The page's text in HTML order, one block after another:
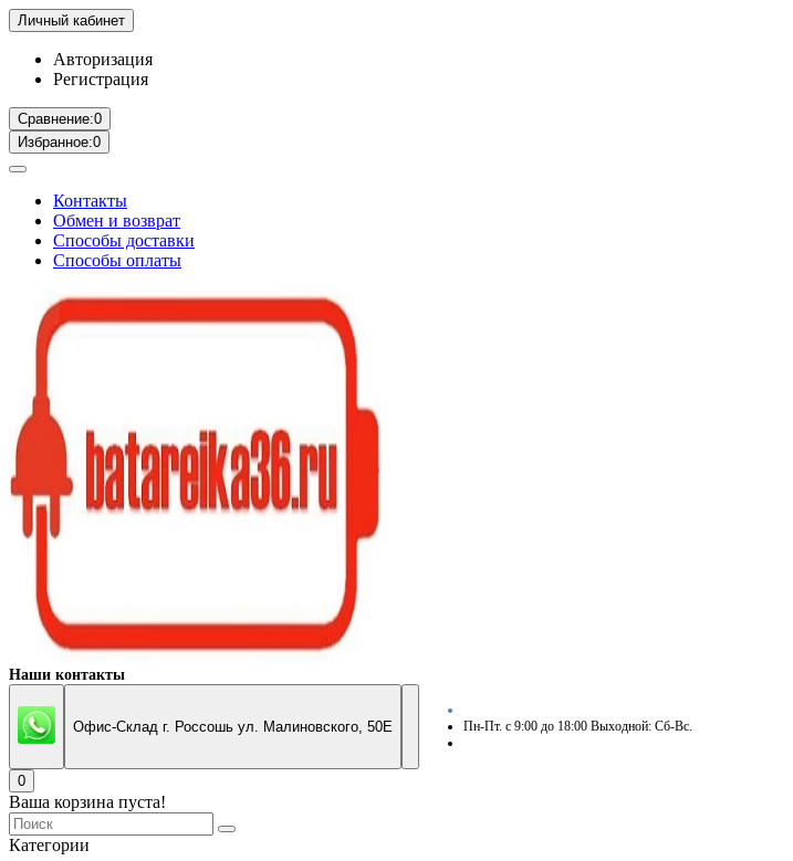
Личный кабинет
Авторизация
Регистрация
Сравнение:0
Избранное:0
Контакты
Обмен и возврат
Способы доставки
Способы оплаты
Наши контакты
Офис-Склад г. Россошь ул. Малиновского, 50Е Пн-Пт. с 9:00 до 18:00 Выходной: Сб-Вс.
0
Ваша корзина пуста!
Категории